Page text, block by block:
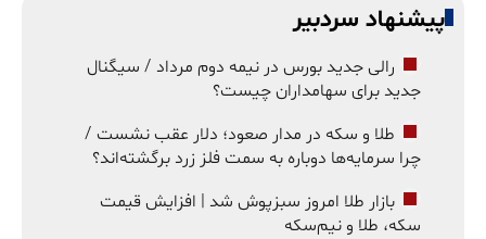
پیشنهاد سردبیر
رالی جدید بورس در نیمه دوم مرداد / سیگنال
جدید برای سهامداران چیست؟
طلا و سکه در مدار صعود؛ دلار عقب نشست /
چرا سرمایه‌ها دوباره به سمت فلز زرد برگشته‌اند؟
بازار طلا امروز سبزپوش شد | افزایش قیمت
سکه، طلا و نیم‌سکه